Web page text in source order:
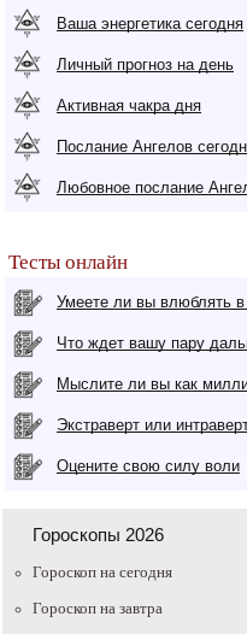
Ваша энергетика сегодня
Личный прогноз на день
Активная чакра дня
Послание Ангелов
Любовное послание
Тесты онлайн
Умеете ли вы влюблять в
Что ждет вашу пару
Мыслите ли вы как
Экстраверт или
Оцените свою силу воли
Гороскопы 2026
Гороскоп на сегодня
Гороскоп на завтра